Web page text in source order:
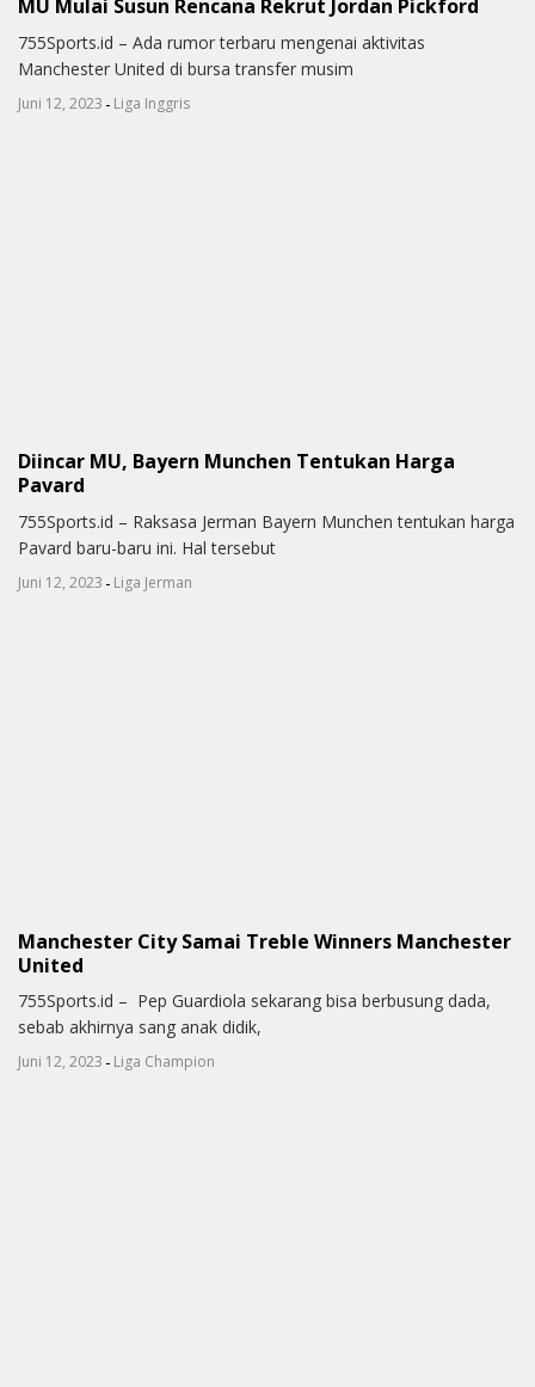
MU Mulai Susun Rencana Rekrut Jordan Pickford
755Sports.id – Ada rumor terbaru mengenai aktivitas
Manchester United di bursa transfer musim
Juni 12, 2023 - Liga Inggris
Diincar MU, Bayern Munchen Tentukan Harga
Pavard
755Sports.id – Raksasa Jerman Bayern Munchen tentukan harga
Pavard baru-baru ini. Hal tersebut
Juni 12, 2023 - Liga Jerman
Manchester City Samai Treble Winners Manchester
United
755Sports.id – Pep Guardiola sekarang bisa berbusung dada,
sebab akhirnya sang anak didik,
Juni 12, 2023 - Liga Champion